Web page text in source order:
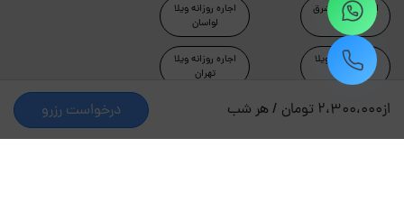
از2،300،000 تومان / هر شب درخواست رزرو
اجاره روزانه شرق
تهران
اجاره روزانه ویلا
دماوند
اجاره روزانه ویلا
لواسان
اجاره روزانه ویلا
تهران
طراحی و توسعه توسط جاکجاست